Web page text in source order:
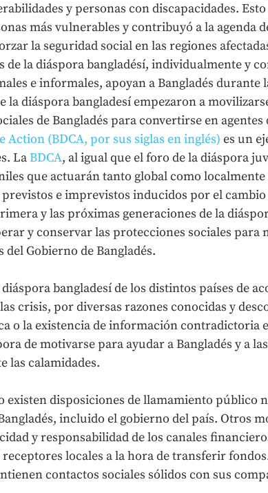
y personas con discapacidades.
más vulnerables y contribuyó a la agenda
la seguridad social en las regiones
la diáspora bangladésí, individualmente y
e informales, apoyan a Bangladés durante
la diáspora bangladesí empezaron a
de Bangladés para convertirse en
Action (BDCA, por sus siglas en inglés) es un
La BDCA, al igual que el foro de la diáspora
que actuarán tanto global como localmente
e imprevistos inducidos por el
y las próximas generaciones de la
y conservar las protecciones sociales para
del Gobierno de Bangladés.
bangladesí de los distintos países de
crisis, por diversas razones conocidas y
o la existencia de información contradictoria
de motivarse para ayudar a Bangladés y a
las calamidades.
existen disposiciones de llamamiento público
incluido el gobierno del país. Otros
y responsabilidad de los canales
locales a la hora de transferir
contactos sociales sólidos con sus